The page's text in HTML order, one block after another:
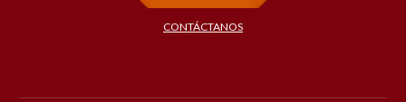
CONTÁCTANOS